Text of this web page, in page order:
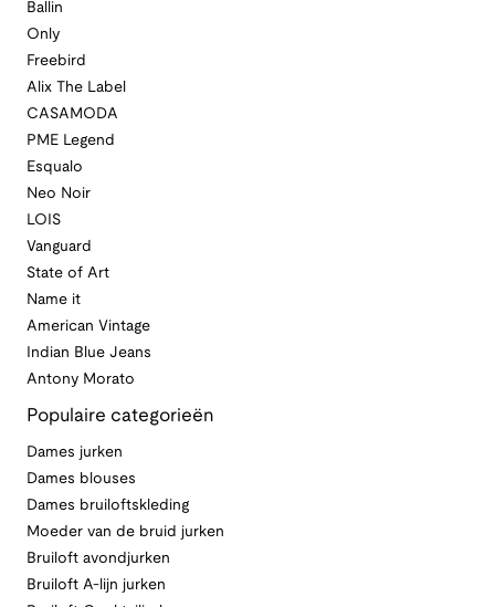
Ballin
Only
Freebird
Alix The Label
CASAMODA
PME Legend
Esqualo
Neo Noir
LOIS
Vanguard
State of Art
Name it
American Vintage
Indian Blue Jeans
Antony Morato
Populaire categorieën
Dames jurken
Dames blouses
Dames bruiloftskleding
Moeder van de bruid jurken
Bruiloft avondjurken
Bruiloft A-lijn jurken